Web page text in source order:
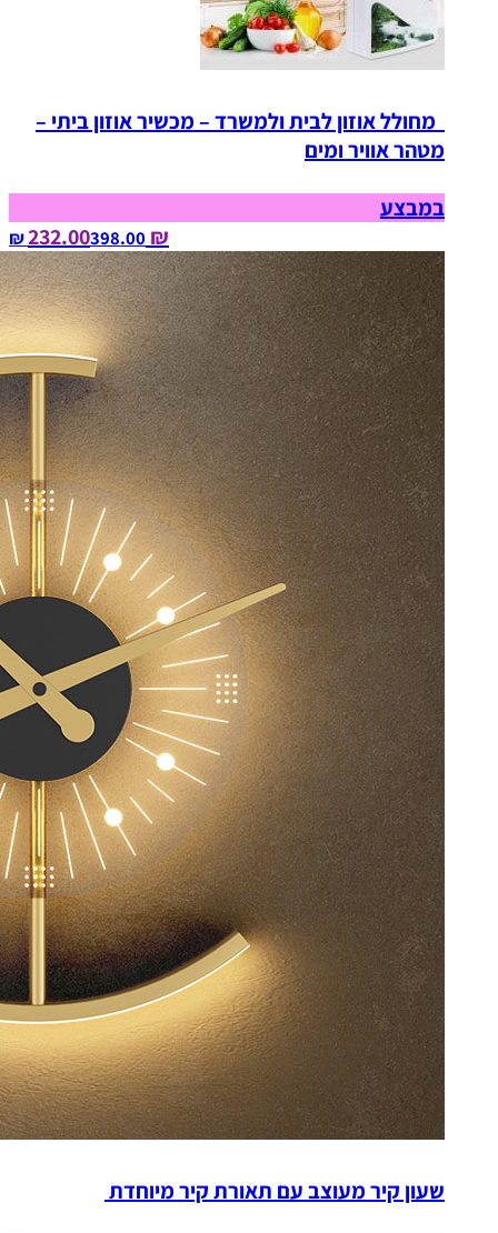
מחולל אוזון לבית ולמשרד – מכשיר אוזון ביתי –
מטהר אוויר ומים
במבצע
₪ 232.00
398.00‏ ₪
שעון קיר מעוצב עם תאורת קיר מיוחדת